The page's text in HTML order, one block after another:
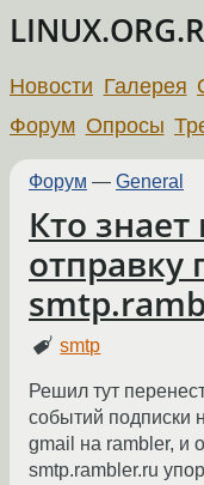
Новости Галерея
Форум Опросы
Форум — General
Кто знает
отправку
smtp
Решил тут
событий подписки
gmail на rambler, и
smtp.rambler.ru